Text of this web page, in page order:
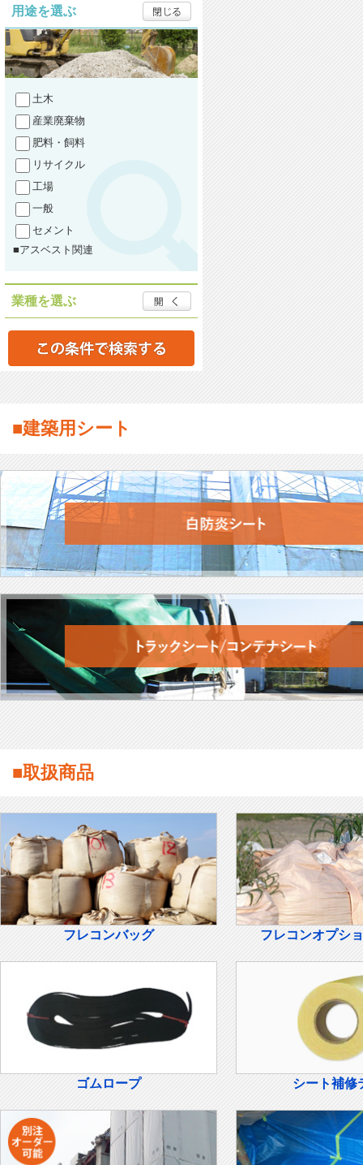
用途を選ぶ
土木
産業廃棄物
肥料・飼料
リサイクル
工場
一般
セメント
■アスベスト関連
業種を選ぶ
■建築用シート
■取扱商品
フレコンバッグ フレコンオプシ
ゴムロープ シート補修